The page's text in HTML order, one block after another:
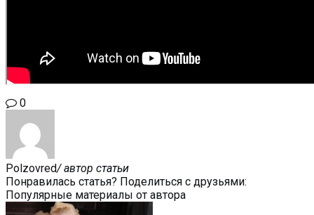
0
Polzovred/ автор статьи
Понравилась статья? Поделиться с друзьями:
Популярные материалы от автора